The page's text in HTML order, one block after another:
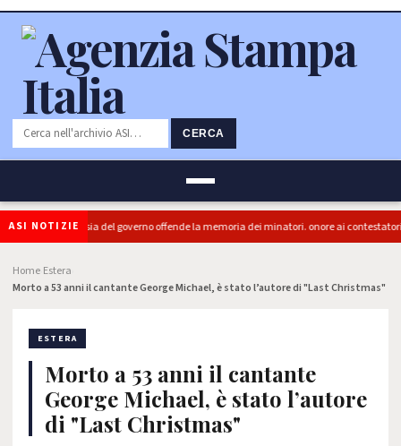
CERCA
ASI NOTIZIE
(PRC): "L'Ipocrisia del governo offende la memoria dei minatori. onore ai contestatori"
Home Estera
Morto a 53 anni il cantante George Michael, è stato l’autore di "Last Christmas"
ESTERA
Morto a 53 anni il cantante
George Michael, è stato l’autore
di "Last Christmas"